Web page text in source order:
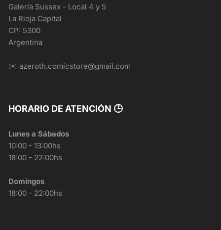
Galería Sussex - Local 4 y 5
La Rioja Capital
CP: 5300
Argentina
✉️ azeroth.comicstore@gmail.com
HORARIO DE ATENCIÓN 🕒
Lunes a Sábados
10:00 - 13:00hs
18:00 - 22:00hs
Domingos
18:00 - 22:00hs